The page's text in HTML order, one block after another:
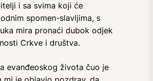
i sa svima koji će
spomen-slavljima, s
mira pronaći dubok odjek
Crkve i društva.
evanđeoskog života čuo je